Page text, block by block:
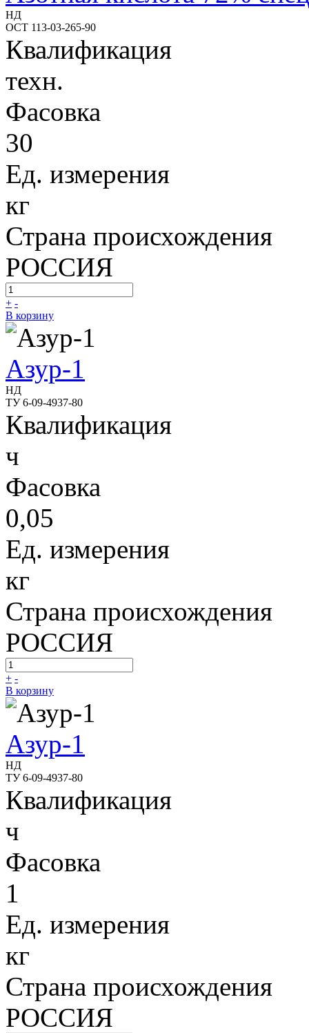
НД
ОСТ 113-03-265-90
Квалификация
техн.
Фасовка
30
Ед. измерения
кг
Страна происхождения
РОССИЯ
+ -
В корзину
Азур-1
НД
ТУ 6-09-4937-80
Квалификация
ч
Фасовка
0,05
Ед. измерения
кг
Страна происхождения
РОССИЯ
+ -
В корзину
Азур-1
НД
ТУ 6-09-4937-80
Квалификация
ч
Фасовка
1
Ед. измерения
кг
Страна происхождения
РОССИЯ